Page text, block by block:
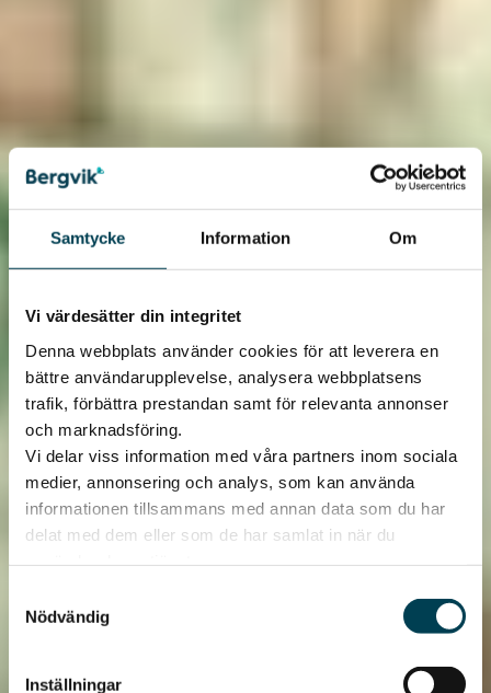
Samtycke Information Om
Vi värdesätter din integritet
Denna webbplats använder cookies för att leverera en
bättre användarupplevelse, analysera webbplatsens
trafik, förbättra prestandan samt för relevanta annonser
och marknadsföring.
Vi delar viss information med våra partners inom sociala
medier, annonsering och analys, som kan använda
informationen tillsammans med annan data som du har
delat med dem eller som de har samlat in när du
Nödvändig
Inställningar